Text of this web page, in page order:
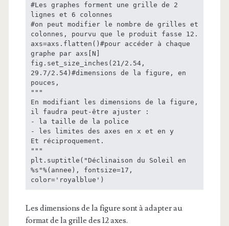
#Les graphes forment une grille de 2
lignes et 6 colonnes
#on peut modifier le nombre de grilles et
colonnes, pourvu que le produit fasse 12.
axs=axs.flatten()#pour accéder à chaque
graphe par axs[N]
fig.set_size_inches(21/2.54,
29.7/2.54)#dimensions de la figure, en
pouces,
"""
En modifiant les dimensions de la figure,
il faudra peut-être ajuster :
- la taille de la police
- les limites des axes en x et en y
Et réciproquement.
"""
plt.suptitle("Déclinaison du Soleil en
%s"%(annee), fontsize=17,
color='royalblue')
Les dimensions de la figure sont à adapter au
format de la grille des 12 axes.